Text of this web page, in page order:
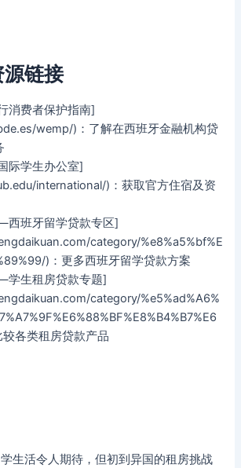
链接
消费者保护指南]
wemp/)：了解在西班牙金融机构贷
际学生办公室]
international/)：获取官方住宿及资
班牙留学贷款专区]
category/%e8%a5%bf%E
)：更多西班牙留学贷款方案
生租房贷款专题]
category/%e5%ad%A6%
较各类租房贷款产品
生活令人期待，但初到异国的租房挑战